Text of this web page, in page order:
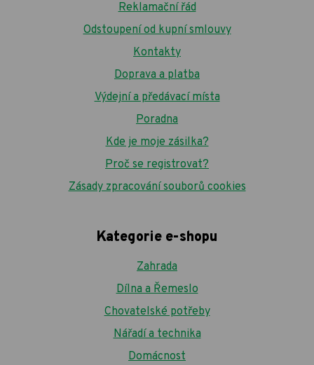
Reklamační řád
Odstoupení od kupní smlouvy
Kontakty
Doprava a platba
Výdejní a předávací místa
Poradna
Kde je moje zásilka?
Proč se registrovat?
Zásady zpracování souborů cookies
Kategorie e-shopu
Zahrada
Dílna a Řemeslo
Chovatelské potřeby
Nářadí a technika
Domácnost